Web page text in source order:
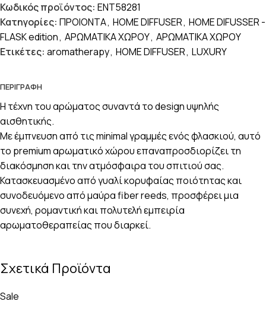
Κωδικός προϊόντος: ENT58281
Κατηγορίες: ΠΡΟΙΟΝΤΑ, HOME DIFFUSER, HOME DIFUSSER -
FLASK edition, ΑΡΩΜΑΤΙΚΑ ΧΩΡΟΥ, ΑΡΩΜΑΤΙΚΑ ΧΩΡΟΥ
Ετικέτες: aromatherapy, HOME DIFFUSER, LUXURY
ΠΕΡΙΓΡΑΦΉ
Η τέχνη του αρώματος συναντά το design υψηλής
αισθητικής.
Με έμπνευση από τις minimal γραμμές ενός φλασκιού, αυτό
το premium αρωματικό χώρου επαναπροσδιορίζει τη
διακόσμηση και την ατμόσφαιρα του σπιτιού σας.
Κατασκευασμένο από γυαλί κορυφαίας ποιότητας και
συνοδευόμενο από μαύρα fiber reeds, προσφέρει μια
συνεχή, ρομαντική και πολυτελή εμπειρία
αρωματοθεραπείας που διαρκεί.
Σχετικά Προϊόντα
Sale